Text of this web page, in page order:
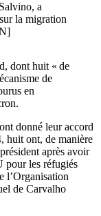
a
la migration
dont huit « de
de
en
donné leur accord
huit ont, de manière
après avoir
pour les réfugiés
l’Organisation
de Carvalho